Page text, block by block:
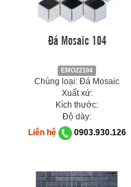
Đá Mosaic 104
EMO22104
Chủng loại: Đá Mosaic
Xuất xứ:
Kích thước:
Độ dày:
Liên hệ
0903.930.126